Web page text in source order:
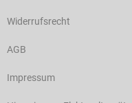
Widerrufsrecht
AGB
Impressum